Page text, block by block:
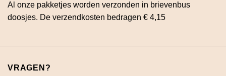
Al onze pakketjes worden verzonden in brievenbus
doosjes. De verzendkosten bedragen € 4,15
VRAGEN?